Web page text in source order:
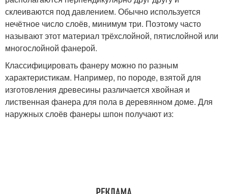
склеиваются под давлением. Обычно используется
нечётное число слоёв, минимум три. Поэтому часто
называют этот материал трёхслойной, пятислойной или
многослойной фанерой.
Классифицировать фанеру можно по разным
характеристикам. Например, по породе, взятой для
изготовления древесины различается хвойная и
лиственная фанера для пола в деревянном доме. Для
наружных слоёв фанеры шпон получают из: